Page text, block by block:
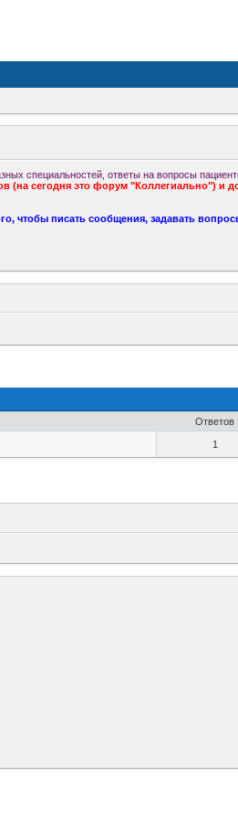
специальностей, ответы на вопросы
сегодня это форум "Коллегиально") и
чтобы писать сообщения, задавать
Ответов
1